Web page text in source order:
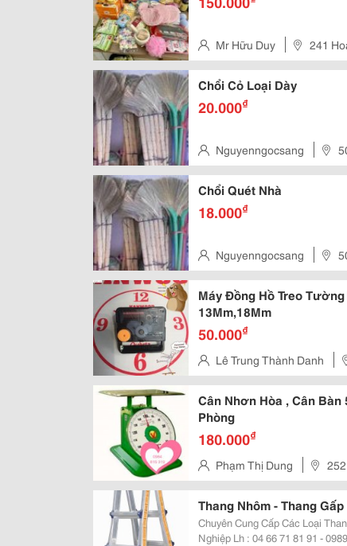
Mr Hữu Duy
241
Bình
Chổi Cỏ Loại Dày
20.000₫
Nguyenngocsang
Chổi Quét Nhà
18.000₫
Nguyenngocsang
Máy Đồng Hồ Treo
13Mm,18Mm
50.000₫
Lê Trung Thành Danh
12, Quận 11
Cân Nhơn Hòa , Cân
Phòng
180.000₫
Phạm Thị Dung
Hà Nội, Vietnam
Thang Nhôm - Thang
Chuyên Cung Cấp Các Loại
Nghiệp Lh : 04 66 71 81 91 - 0989 540 879 205 Đại La Hai Bà Trưng - Hà Nội